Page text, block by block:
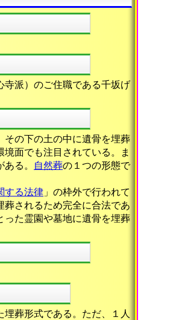
寺派）のご住職である千坂げ
その下の土の中に遺骨を埋葬
面でも注目されている。ま
る。
自然葬の１つの形態で
する法律 」の枠外で行われて
されるため完全に合法であ
った霊園や墓地に遺骨を埋葬
葬形式である。ただ、１人